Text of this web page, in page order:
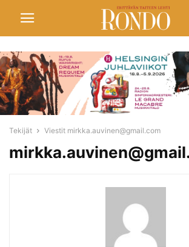
Tekijät Viestit mirkka.auvinen@gmail.com